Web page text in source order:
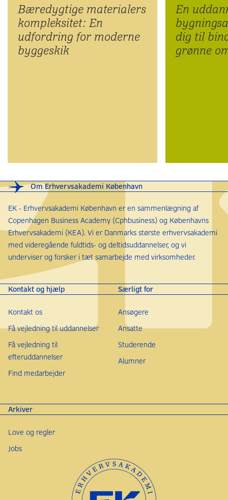
Bæredygtige materialers
kompleksitet: En
udfordring for moderne
byggeskik
En
dig til
grønne
Om Erhvervsakademi København
EK - Erhvervsakademi København er en sammenlægning af
Copenhagen Business Academy (Cphbusiness) og Københavns
Erhvervsakademi (KEA). Vi er Danmarks største erhvervsakademi
med videregående fuldtids- og deltidsuddannelser, og vi
underviser og forsker i tæt samarbejde med virksomheder.
Kontakt og hjælp
Kontakt os
Få vejledning til uddannelser
Få vejledning til
efteruddannelser
Find medarbejder
Særligt for
Ansøgere
Ansatte
Studerende
Alumner
Arkiver
Love og regler
Jobs